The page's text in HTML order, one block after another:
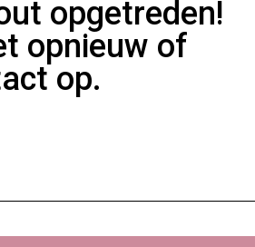
opgetreden!
opnieuw of
op.